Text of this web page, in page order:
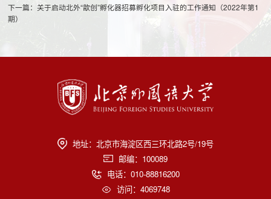
下一篇：关于启动北外“歆创”孵化器招募孵化项目入驻的工作通知（2022年第1
期）
地址：北京市海淀区西三环北路2号/19号
邮编：100089
电话：010-88816200
访问： 4069748